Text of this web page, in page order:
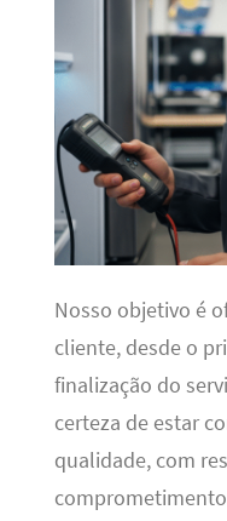
Nosso objetivo é
cliente, desde o
finalização do
certeza de estar
qualidade, com